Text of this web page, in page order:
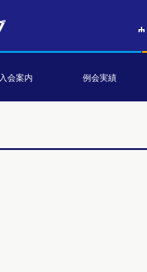
入会案内 例会実績